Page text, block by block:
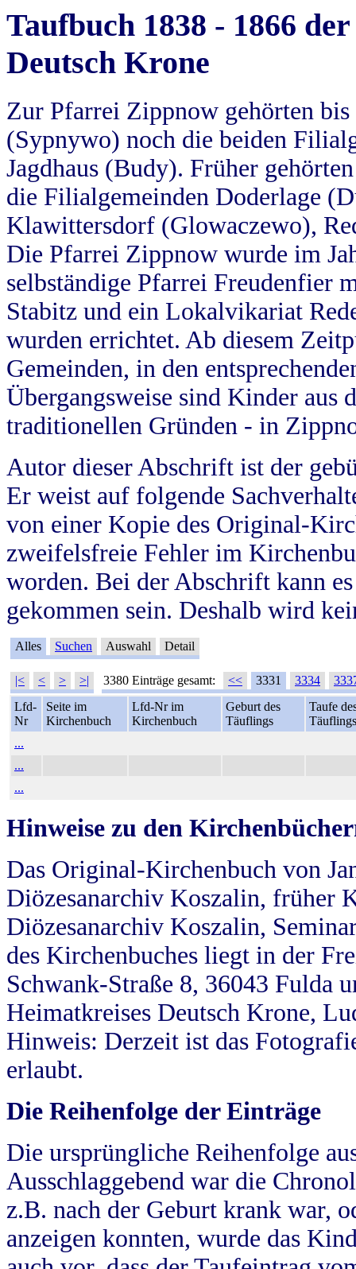
Taufbuch 1838 - 1866
Deutsch Krone
Zur Pfarrei Zippnow gehörten
(Sypnywo) noch die beiden
Jagdhaus (Budy). Früher
die Filialgemeinden Doderlage
Klawittersdorf (Glowaczewo),
Die Pfarrei Zippnow wurde im
selbständige Pfarrei Freudenfier
Stabitz und ein Lokalvikariat
wurden errichtet. Ab diesem
Gemeinden, in den
Übergangsweise sind Kinder aus
traditionellen Gründen - in
Autor dieser Abschrift ist der
Er weist auf folgende
von einer Kopie des Original-
zweifelsfreie Fehler im
worden. Bei der Abschrift kann
gekommen sein. Deshalb wird
Alles Suchen Auswahl Detail
|< < > >| 3380 Einträge gesamt: << 3331 3334
Lfd-
Nr
Seite im
Kirchenbuch
Lfd-Nr im
Kirchenbuch
Geburt des
Täuflings
Taufe
Täuflings
...
...
...
Hinweise zu den
Das Original-Kirchenbuch von
Diözesanarchiv Koszalin, früher
Diözesanarchiv Koszalin,
des Kirchenbuches liegt in der
Schwank-Straße 8, 36043 Fulda
Heimatkreises Deutsch Krone,
Hinweis: Derzeit ist das
erlaubt.
Die Reihenfolge der Einträge
Die ursprüngliche Reihenfolge
Ausschlaggebend war die
z.B. nach der Geburt krank war,
anzeigen konnten, wurde das